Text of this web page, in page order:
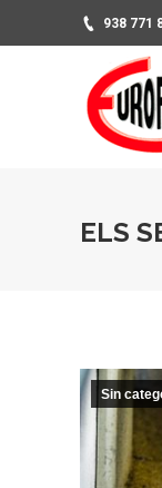
938 771
ELS
Sin